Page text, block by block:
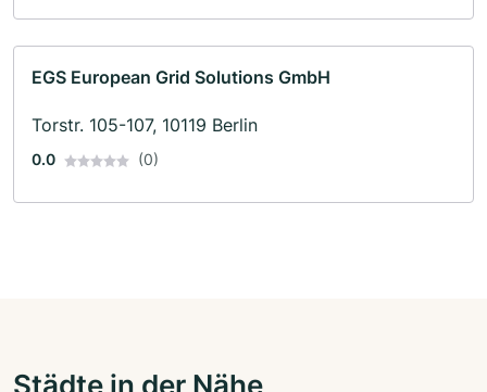
EGS European Grid Solutions GmbH
Torstr. 105-107, 10119 Berlin
0.0 (0)
Städte in der Nähe